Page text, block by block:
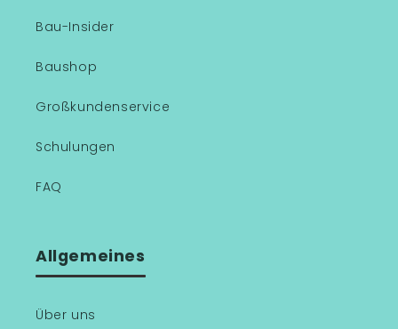
Bau-Insider
Baushop
Großkundenservice
Schulungen
FAQ
Allgemeines
Über uns